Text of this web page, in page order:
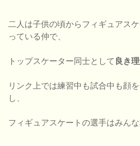
二人は子供の頃からフィギュアス
っている仲で、
トップスケーター同士として 良き
リンク上では練習中も試合中も顔
し、
フィギュアスケートの選手はみん